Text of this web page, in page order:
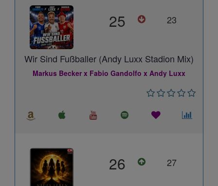
25 23
Wir Sind Fußballer (Andy Luxx Stadion Mix)
Markus Becker x Fabio Gandolfo x Andy Luxx
26 27